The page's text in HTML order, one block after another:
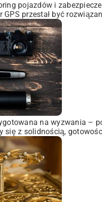
pojazdów i
GPS przestał być
na wyzwania –
się z solidnością,